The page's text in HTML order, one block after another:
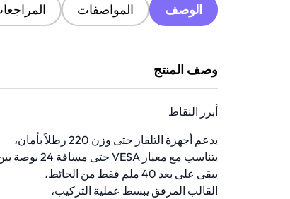
الوصف المواصفات
وصف المنتج
أبرز النقاط
يدعم أجهزة التلفاز حتى وزن 220 رطلاً بأمان،
يتناسب مع معيار VESA حتى مسافة 24 بوصة بين الثقوب،
يبقى على بعد 40 ملم فقط من الحائط،
القالب المرفق يبسط عملية التركيب،